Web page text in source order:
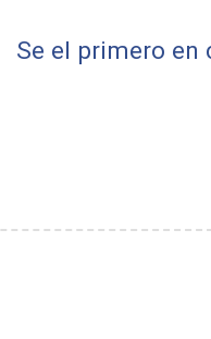
Se el primero